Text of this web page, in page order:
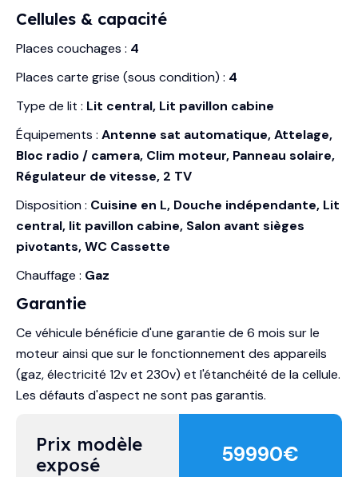
Cellules & capacité
Places couchages : 4
Places carte grise (sous condition) : 4
Type de lit : Lit central, Lit pavillon cabine
Équipements : Antenne sat automatique, Attelage,
Bloc radio / camera, Clim moteur, Panneau solaire,
Régulateur de vitesse, 2 TV
Disposition : Cuisine en L, Douche indépendante, Lit
central, lit pavillon cabine, Salon avant sièges
pivotants, WC Cassette
Chauffage : Gaz
Garantie
Ce véhicule bénéficie d'une garantie de 6 mois sur le
moteur ainsi que sur le fonctionnement des appareils
(gaz, électricité 12v et 230v) et l'étanchéité de la cellule.
Les défauts d'aspect ne sont pas garantis.
Prix modèle
exposé
59990€